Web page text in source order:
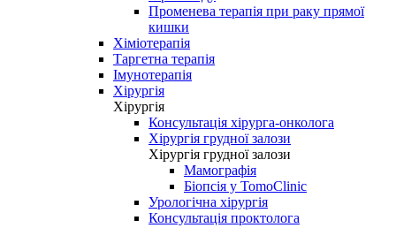
Променева терапія при раку прямої
кишки
Хіміотерапія
Таргетна терапія
Імунотерапія
Хірургія
Хірургія
Консультація хірурга-онколога
Хірургія грудної залози
Хірургія грудної залози
Мамографія
Біопсія у TomoClinic
Урологічна хірургія
Консультація проктолога